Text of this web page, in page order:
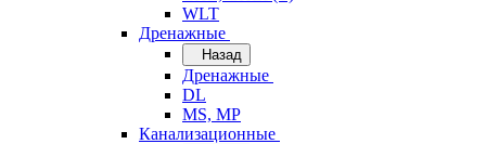
WLT
Дренажные
Назад
Дренажные
DL
MS, MP
Канализационные